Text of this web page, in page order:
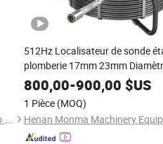
Hangzhou Savgood Technology Co., Ltd.
512Hz Localisateur de sonde
plomberie 17mm 23mm
50m 70m Caméra d'inspection
numérique de tuyau
marin pour égouts et drains
800,00-900,00 $US
1 Pièce (MOQ)